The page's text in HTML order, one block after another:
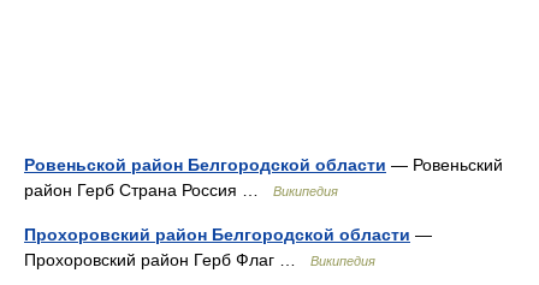
Ровеньской район Белгородской области — Ровеньский
район Герб Страна Россия …
Википедия
Прохоровский район Белгородской области —
Прохоровский район Герб Флаг …
Википедия